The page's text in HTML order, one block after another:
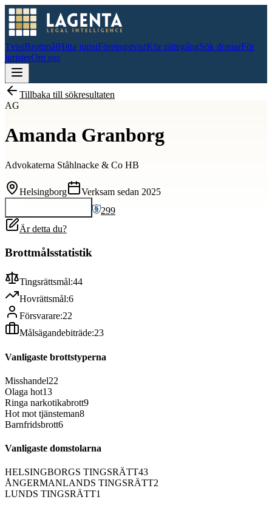
TvistBrottmålHitta juristFöretagstvistKör rättegångSök domarFör
juristerOm oss
Tillbaka till sökresultaten
AG
Amanda Granborg
Advokaterna Ståhlnacke & Co HB
Helsingborg Verksam sedan 2025
299
Är detta du?
Brottmålsstatistik
Tingsrättsmål:44
Hovrättsmål:6
Försvarare:22
Målsägandebiträde:23
Vanligaste brottstyperna
Misshandel22
Olaga hot13
Ringa narkotikabrott9
Hot mot tjänsteman8
Barnfridsbrott6
Vanligaste domstolarna
HELSINGBORGS TINGSRÄTT43
ÅNGERMANLANDS TINGSRÄTT2
LUNDS TINGSRÄTT1